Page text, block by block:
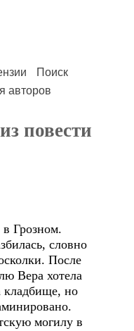
Поиск
авторов
повести
Грозном.
словно
После
Вера хотела
кладбище, но
могилу в